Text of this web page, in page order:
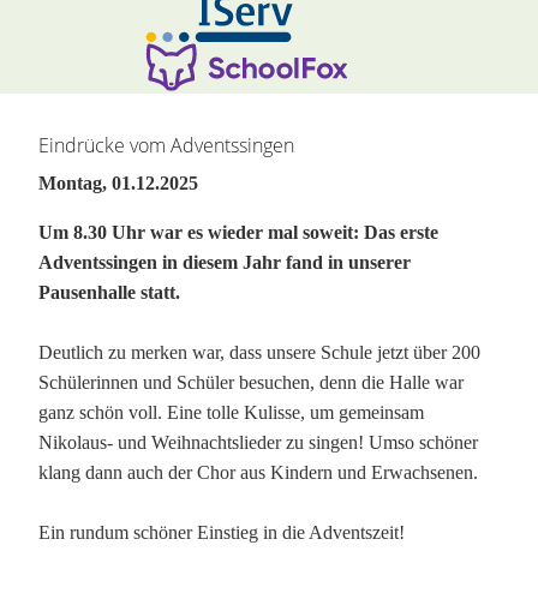
zur Randspalte springen
Eindrücke vom Adventssingen
Montag, 01.12.2025
Um 8.30 Uhr war es wieder mal soweit: Das erste
Adventssingen in diesem Jahr fand in unserer
Pausenhalle statt.
Deutlich zu merken war, dass unsere Schule jetzt über 200
Schülerinnen und Schüler besuchen, denn die Halle war
ganz schön voll. Eine tolle Kulisse, um gemeinsam
Nikolaus- und Weihnachtslieder zu singen! Umso schöner
klang dann auch der Chor aus Kindern und Erwachsenen.
Ein rundum schöner Einstieg in die Adventszeit!